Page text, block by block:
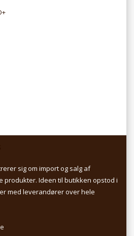
sig om import og salg af
produkter. Ideen til butikken opstod i
med leverandører over hele